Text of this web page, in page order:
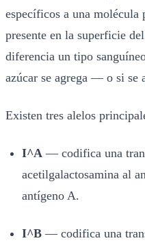
específicos a una
presente en la superficie
diferencia un tipo
azúcar se agrega — o si se
Existen tres alelos
I^A — codifica una
acetilgalactosamina al
antígeno A.
I^B — codifica una